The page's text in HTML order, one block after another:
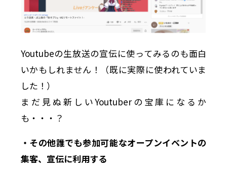
Youtubeの生放送の宣伝に使ってみるのも面白
いかもしれません！（既に実際に使われていま
した！）
まだ見ぬ新しいYoutuberの宝庫になるか
も・・・？
・その他誰でも参加可能なオープンイベントの
集客、宣伝に利用する